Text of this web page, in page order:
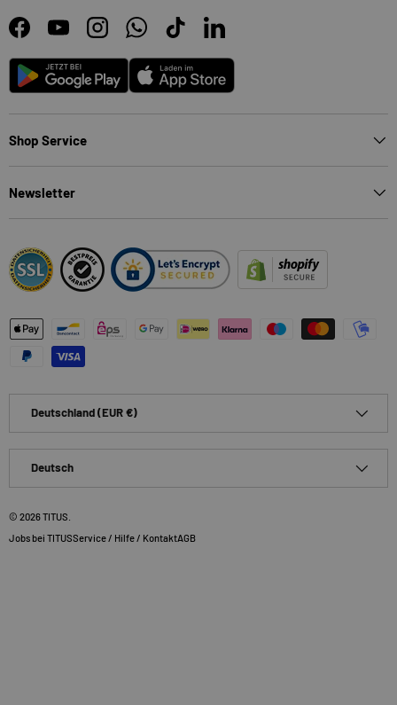
FacebookYouTubeInstagramWhatsAppTikTokLinkedIn
Android App Store
Shop Service
Newsletter
Zahlungsmethoden
Deutschland (EUR €)
Deutsch
© 2026TITUS
Jobs bei TITUSService / Hilfe / KontaktAGB